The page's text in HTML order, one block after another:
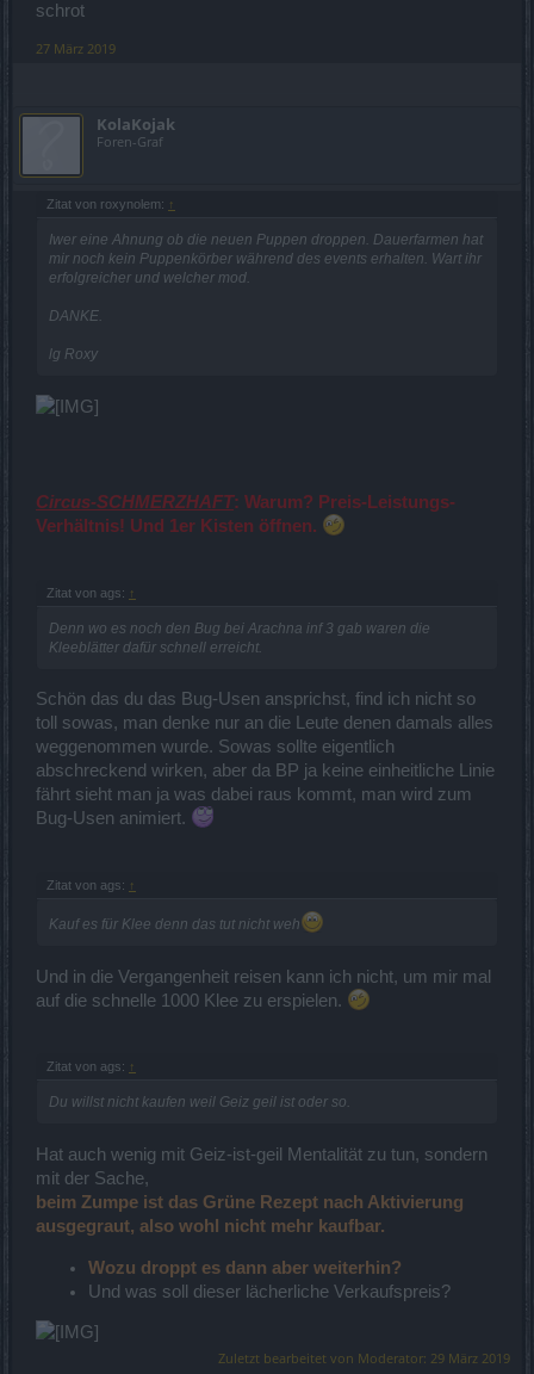
schrot
27 März 2019
KolaKojak
Foren-Graf
Zitat von roxynolem: ↑
Iwer eine Ahnung ob die neuen Puppen droppen. Dauerfarmen hat
mir noch kein Puppenkörber während des events erhalten. Wart ihr
erfolgreicher und welcher mod.
DANKE.
lg Roxy
Circus-SCHMERZHAFT: Warum? Preis-Leistungs-
Verhältnis! Und 1er Kisten öffnen.
Zitat von ags: ↑
Denn wo es noch den Bug bei Arachna inf 3 gab waren die
Kleeblätter dafür schnell erreicht.
Schön das du das Bug-Usen ansprichst, find ich nicht so
toll sowas, man denke nur an die Leute denen damals alles
weggenommen wurde. Sowas sollte eigentlich
abschreckend wirken, aber da BP ja keine einheitliche Linie
fährt sieht man ja was dabei raus kommt, man wird zum
Bug-Usen animiert.
Zitat von ags: ↑
Kauf es für Klee denn das tut nicht weh
Und in die Vergangenheit reisen kann ich nicht, um mir mal
auf die schnelle 1000 Klee zu erspielen.
Zitat von ags: ↑
Du willst nicht kaufen weil Geiz geil ist oder so.
Hat auch wenig mit Geiz-ist-geil Mentalität zu tun, sondern
mit der Sache,
beim Zumpe ist das Grüne Rezept nach Aktivierung
ausgegraut, also wohl nicht mehr kaufbar.
Wozu droppt es dann aber weiterhin?
Und was soll dieser lächerliche Verkaufspreis?
Zuletzt bearbeitet von Moderator: 29 März 2019